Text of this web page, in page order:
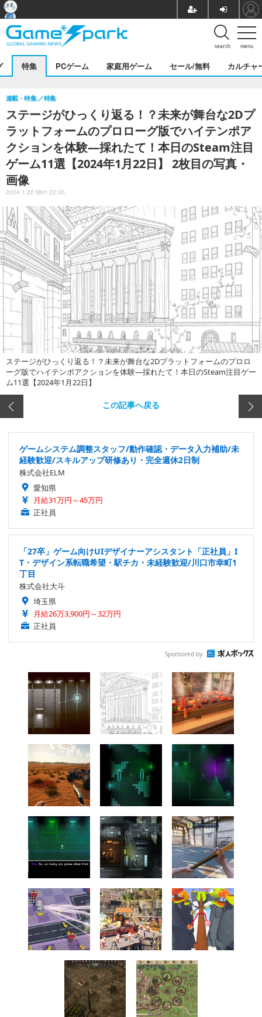
menu
search
特集 PCゲーム 家庭用ゲーム セール/無料 カルチャ
ステージがひっくり返る！？未来が舞台な2Dプ
ラットフォームのプロローグ版でハイテンポア
クションを体験―採れたて！本日のSteam注目
ゲーム11選【2024年1月22日】 2枚目の写真・
画像
連載・特集 特集
2024.1.22 Mon 22:00
ステージがひっくり返る！？未来が舞台な2Dプラットフォームのプロロ
ーグ版でハイテンポアクションを体験―採れたて！本日のSteam注目ゲー
ム11選【2024年1月22日】
この記事へ戻る
ゲームシステム調整スタッフ/動作確認・データ入力補助/未
経験歓迎/スキルアップ研修あり・完全週休2日制
株式会社ELM
愛知県
月給31万円～45万円
正社員
「27卒」ゲーム向けUIデザイナーアシスタント「正社員」I
T・デザイン系転職希望・駅チカ・未経験歓迎/川口市幸町1
丁目
株式会社大斗
埼玉県
月給26万3,900円～32万円
正社員
Sponsored by